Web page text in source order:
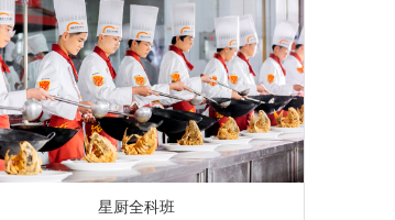
星厨全科班